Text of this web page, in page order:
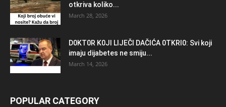
otkriva koliko...
March 28, 2026
D0KT0R K0Jl LlJEČl DAČlĆA 0TKRl0: Svi koji
imaju dijabetes ne smiju...
March 14, 2026
POPULAR CATEGORY